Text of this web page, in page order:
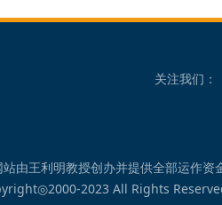
关注我们：
站由王利明教授创办并提供全部运作资
2023 All Rights